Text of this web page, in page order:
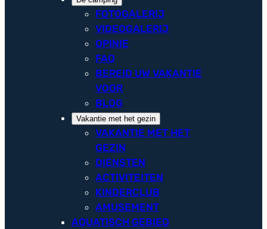
FOTOGALERIJ
VIDEOGALERIJ
OPINIE
FAQ
BEREID UW VAKANTIE
VOOR
BLOG
Vakantie met het gezin
VAKANTIE MET HET
GEZIN
DIENSTEN
ACTIVITEITEN
KINDERCLUB
AMUSEMENT
AQUATISCH GEBIED